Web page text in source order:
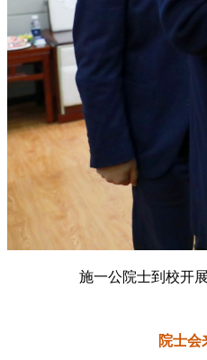
施一公院士到校开
院士